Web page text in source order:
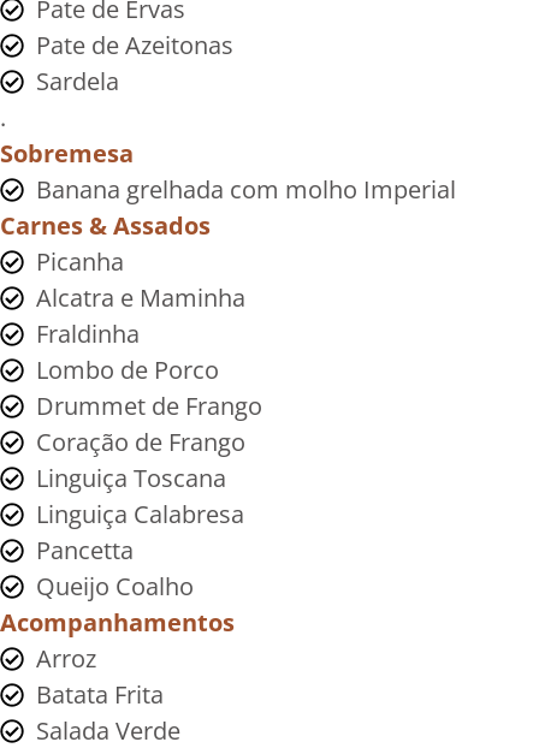
Pate de Ervas
Pate de Azeitonas
Sardela
.
Sobremesa
Banana grelhada com molho Imperial
Carnes & Assados
Picanha
Alcatra e Maminha
Fraldinha
Lombo de Porco
Drummet de Frango
Coração de Frango
Linguiça Toscana
Linguiça Calabresa
Pancetta
Queijo Coalho
Acompanhamentos
Arroz
Batata Frita
Salada Verde